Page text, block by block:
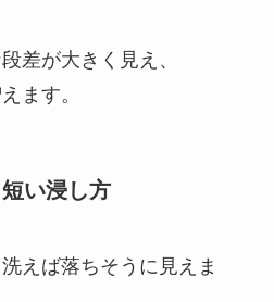
差が大きく見え、
ます。
い浸し方
えば落ちそうに見えま